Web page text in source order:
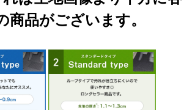
商品がございます。